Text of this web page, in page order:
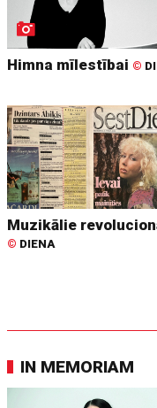
Himna mīlestībai ©
Muzikālie
© DIENA
IN MEMORIAM